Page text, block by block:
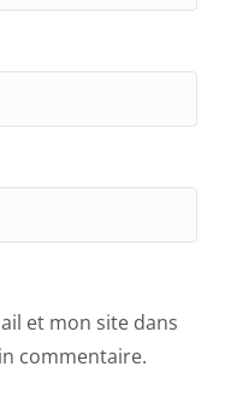
et mon site dans
commentaire.